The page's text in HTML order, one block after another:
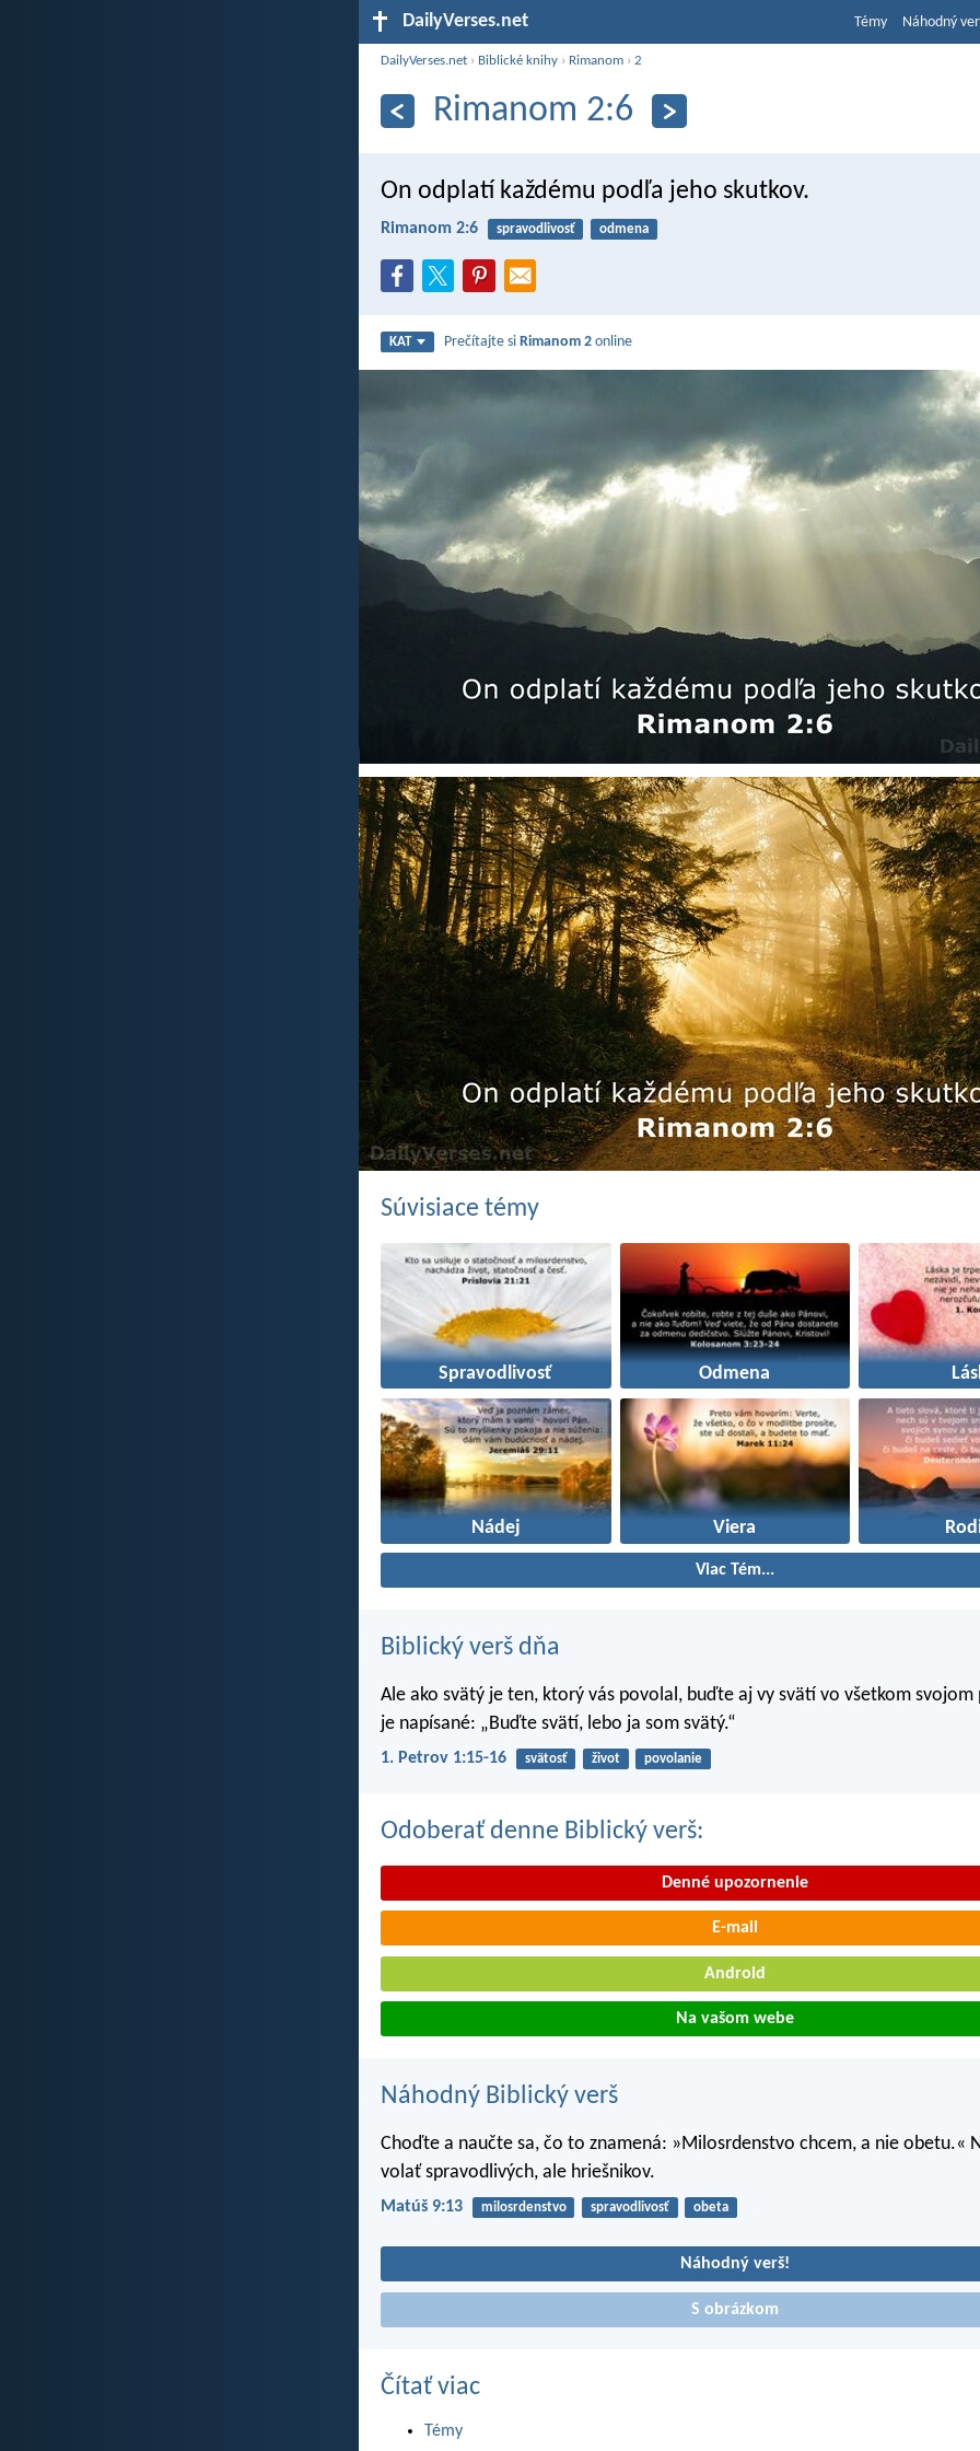
DailyVerses.net Témy Náhodný
DailyVerses.net › Biblické knihy › Rimanom ›2
Rimanom 2:6
On odplatí každému podľa jeho skutkov.
Rimanom 2:6 spravodlivosť odmena
KAT Prečítajte siRimanom 2 online
Súvisiace témy
Spravodlivosť Odmena
Nádej Viera
Viac Tém...
Biblický verš dňa
Ale ako svätý je ten, ktorý vás povolal, buďte aj vy svätí vo všetkom
je napísané: „Buďte svätí, lebo ja som svätý.“
1. Petrov 1:15-16 svätosť život povolanie
Odoberať denne Biblický verš:
Denné upozornenie
E-mail
Android
Na vašom webe
Náhodný Biblický verš
Choďte a naučte sa, čo to znamená: »Milosrdenstvo chcem, a nie obetu.«
volať spravodlivých, ale hriešnikov.
Matúš 9:13 milosrdenstvo spravodlivosť obeta
Náhodný verš!
S obrázkom
Čítať viac
Témy